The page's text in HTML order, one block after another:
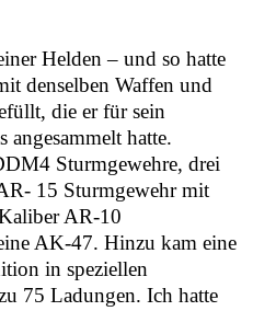
Helden – und so hatte
denselben Waffen und
die er für sein
angesammelt hatte.
Sturmgewehre, drei
15 Sturmgewehr mit
AR-10
AK-47. Hinzu kam eine
in speziellen
75 Ladungen. Ich hatte